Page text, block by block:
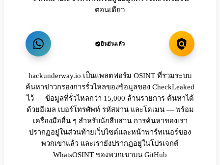
ตอนเดียว
ยืนยันแล้ว
hackunderway.io เป็นแพลตฟอร์ม OSINT ที่รวมระบบ
ค้นหาข่าวกรองการรั่วไหลของข้อมูลของ CheckLeaked
ไว้ — ข้อมูลที่รั่วไหลกว่า 15,000 ล้านรายการ ค้นหาได้
ด้วยอีเมล เบอร์โทรศัพท์ รหัสผ่าน และโดเมน — พร้อม
เครื่องมืออื่น ๆ สำหรับนักสืบสวน การค้นหาของเรา
ปรากฏอยู่ในส่วนท้ายเว็บไซต์และหน้าพาร์ทเนอร์ของ
พวกเขาแล้ว และเรายังปรากฏอยู่ในโปรเจกต์
WhatsOSINT ของพวกเขาบน GitHub